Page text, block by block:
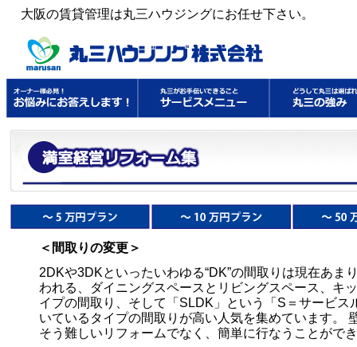
大阪の賃貸管理は丸三ハウジングにお任せ下さい。
＜間取りの変更＞
2DKや3DKといったいわゆる“DK”の間取りは現在あま
われる、ダイニングスペースとリビングスペース、キ
イプの間取り、そして「SLDK」という「S＝サービス
いているタイプの間取りが高い人気を集めています。
そう難しいリフォームでなく、簡単に行なうことがで